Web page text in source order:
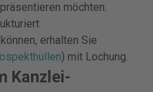
möchten.
erhalten Sie
) mit Lochung.
Kanzlei-